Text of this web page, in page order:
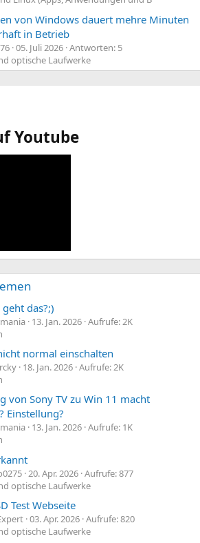
von Windows dauert mehre Minuten
in Betrieb
05. Juli 2026 Antworten: 5
optische Laufwerke
Youtube
das?;)
13. Jan. 2026 Aufrufe: 2K
normal einschalten
18. Jan. 2026 Aufrufe: 2K
von Sony TV zu Win 11 macht
Einstellung?
13. Jan. 2026 Aufrufe: 1K
20. Apr. 2026 Aufrufe: 877
optische Laufwerke
Test Webseite
03. Apr. 2026 Aufrufe: 820
optische Laufwerke